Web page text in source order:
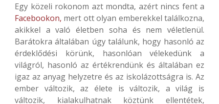
Egy közeli rokonom azt mondta, azért nincs fent a
Facebookon, mert ott olyan emberekkel találkozna,
akikkel a való életben soha és nem véletlenül.
Barátokra általában úgy találunk, hogy hasonló az
érdeklődési körünk, hasonlóan vélekedünk a
világról, hasonló az értékrendünk és általában ez
igaz az anyag helyzetre és az iskolázottságra is. Az
ember változik, az élete is változik, a világ is
változik, kialakulhatnak köztünk ellentétek,